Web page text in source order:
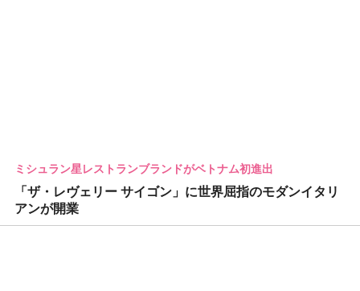
ミシュラン星レストランブランドがベトナム初進出
「ザ・レヴェリー サイゴン」に世界屈指のモダンイタリ
アンが開業